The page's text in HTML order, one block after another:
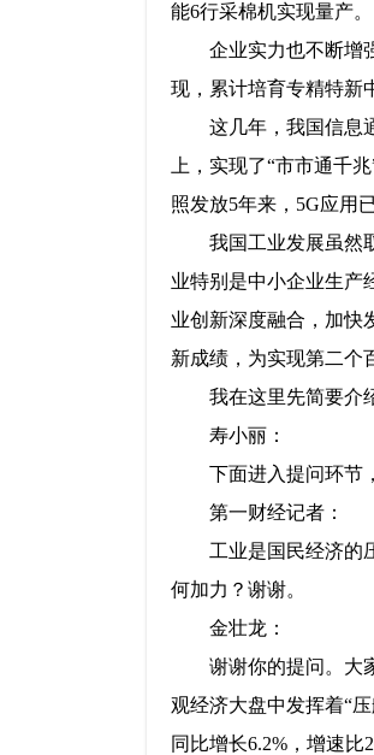
能6行采棉机实现量产。
企业实力也不断增
现，累计培育专精特新
这几年，我国信息
上，实现了“市市通千
照发放5年来，5G应用
我国工业发展虽然
业特别是中小企业生产
业创新深度融合，加快
新成绩，为实现第二个
我在这里先简要介
寿小丽：
下面进入提问环节
第一财经记者：
工业是国民经济的
何加力？谢谢。
金壮龙：
谢谢你的提问。大
观经济大盘中发挥着“
同比增长6.2%，增速比